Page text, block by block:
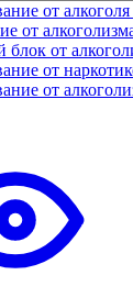
от
от
блок от
от
от